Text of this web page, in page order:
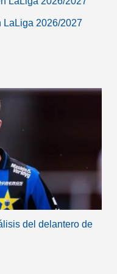
LaLiga 2026/2027
del delantero de